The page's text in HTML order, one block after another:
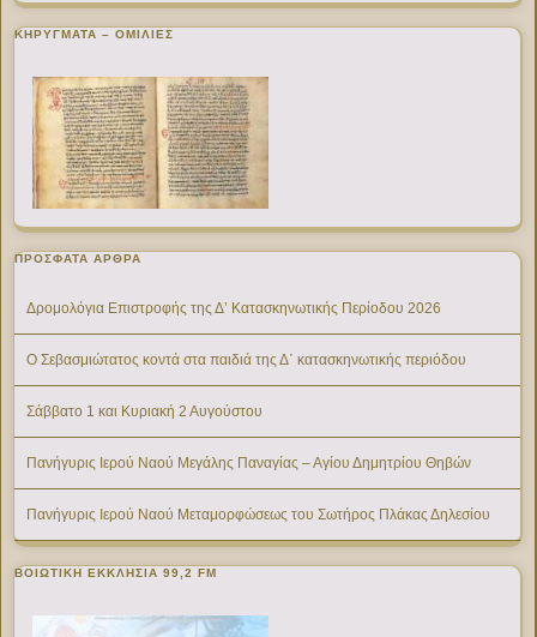
ΚΗΡΥΓΜΑΤΑ – ΟΜΙΛΙΕΣ
ΠΡΌΣΦΑΤΑ ΆΡΘΡΑ
Δρομολόγια Επιστροφής της Δ’ Κατασκηνωτικής Περίοδου 2026
Ο Σεβασμιώτατος κοντά στα παιδιά της Δ΄ κατασκηνωτικής περιόδου
Σάββατο 1 και Κυριακή 2 Αυγούστου
Πανήγυρις Ιερού Ναού Μεγάλης Παναγίας – Αγίου Δημητρίου Θηβών
Πανήγυρις Ιερού Ναού Μεταμορφώσεως του Σωτήρος Πλάκας Δηλεσίου
ΒΟΙΩΤΙΚΉ ΕΚΚΛΗΣΊΑ 99,2 FM